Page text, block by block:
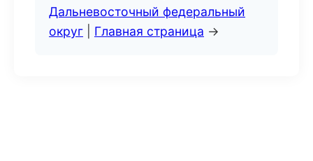
Дальневосточный федеральный
округ
Главная страница →